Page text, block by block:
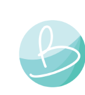
content